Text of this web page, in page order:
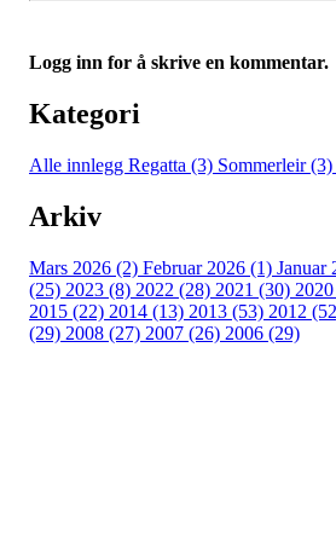
Logg inn for å skrive en kommentar.
Kategori
Alle innlegg Regatta (3) Sommerleir (3)
Arkiv
Mars 2026 (2) Februar 2026 (1) Januar
(25) 2023 (8) 2022 (28) 2021 (30)
2015 (22) 2014 (13) 2013 (53) 2012
(29) 2008 (27) 2007 (26) 2006 (29)